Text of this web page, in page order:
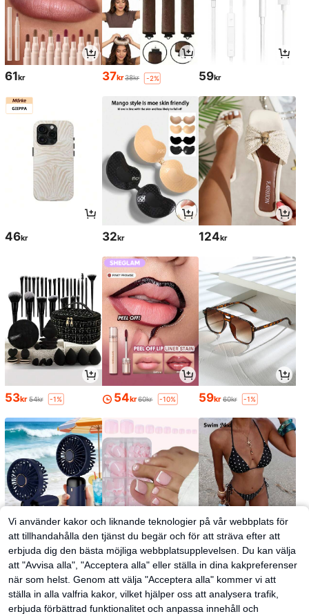
61kr 37kr38kr -2% 59kr
46kr 32kr 124kr
53kr 54kr -1% 54kr60kr -10% 59kr 60kr -1%
35 kr 51 kr 129
Vi använder kakor och liknande teknologier på vår webbplats för
att tillhandahålla den tjänst du begär och för att sträva efter att
erbjuda dig den bästa möjliga webbplatsupplevelsen. Du kan välja
att "Avvisa alla", "Acceptera alla" eller ställa in dina kakpreferenser
när som helst. Genom att välja "Acceptera alla" kommer vi att
ställa in alla valfria kakor, vilket hjälper oss att analysera trafik,
erbjuda förbättrad funktionalitet och anpassa innehåll och